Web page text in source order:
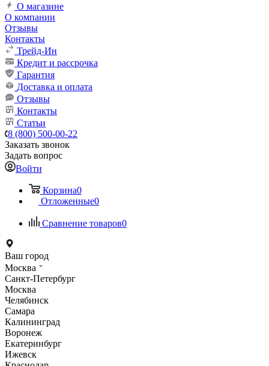
О магазине
О компании
Отзывы
Контакты
Трейд-Ин
Кредит и рассрочка
Гарантия
Доставка и оплата
Отзывы
Контакты
Статьи
8 (800) 500-00-22
Заказать звонок
Задать вопрос
Войти
Корзина0
Отложенные0
Сравнение товаров0
Ваш город
Москва
Санкт-Петербург
Москва
Челябинск
Самара
Калининград
Воронеж
Екатеринбург
Ижевск